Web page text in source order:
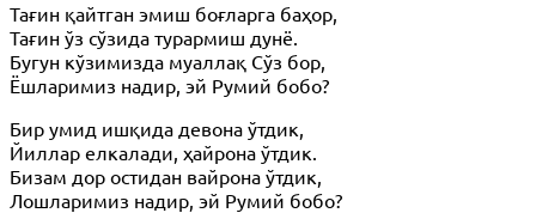
Тағин қайтган эмиш боғларга баҳор,
Тағин ўз сўзида турармиш дунё.
Бугун кўзимизда муаллақ Сўз бор,
Ёшларимиз надир, эй Румий бобо?
Бир умид ишқида девона ўтдик,
Йиллар елкалади, ҳайрона ўтдик.
Бизам дор остидан вайрона ўтдик,
Лошларимиз надир, эй Румий бобо?